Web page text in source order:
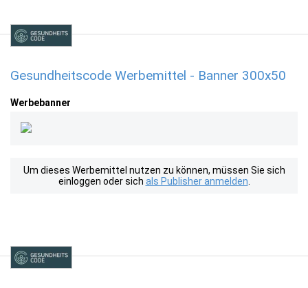
Gesundheitscode Werbemittel - Banner 300x50
Werbebanner
Um dieses Werbemittel nutzen zu können, müssen Sie sich
einloggen oder sich als Publisher anmelden